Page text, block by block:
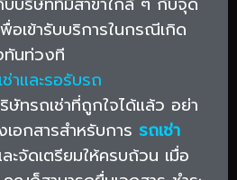
เข้ารับบริการในกรณีเกิด
ทันท่วงที
าและรอรับรถ
ษัทรถเช่าที่ถูกใจได้แล้ว อย่า
อกสารสำหรับการ รถเช่า
ะจัดเตรียมให้ครบถ้วน เมื่อ